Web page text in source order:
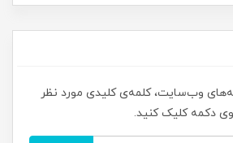
وب‌سایت، کلمه‌ی کلیدی مورد نظر
دکمه کلیک کنید.